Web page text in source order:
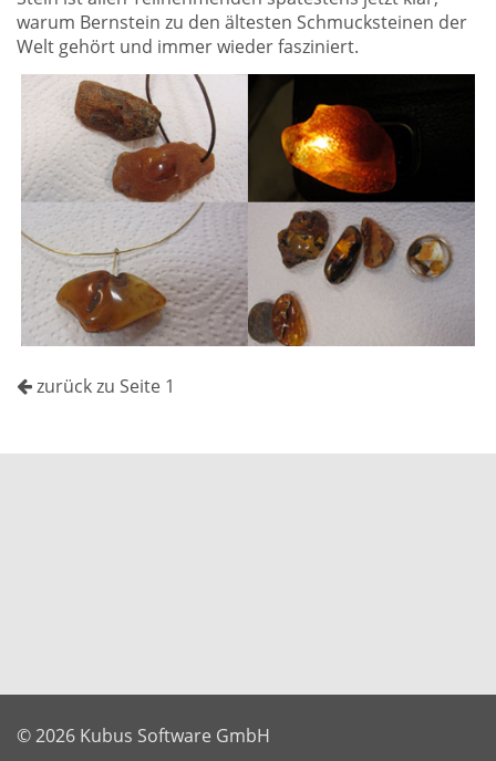
warum Bernstein zu den ältesten Schmucksteinen der
Welt gehört und immer wieder fasziniert.
zurück zu Seite 1
© 2026 Kubus Software GmbH